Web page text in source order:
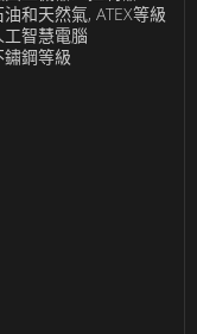
油和天然氣, ATEX等級
工智慧電腦
鏽鋼等級